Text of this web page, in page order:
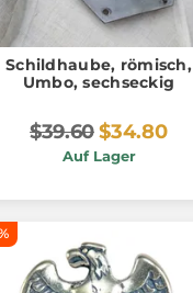
Schildhaube, römisch,
Umbo, sechseckig
$39.60$34.80
Auf Lager